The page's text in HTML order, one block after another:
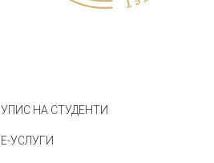
УПИС НА СТУДЕНТИ
Е-УСЛУГИ